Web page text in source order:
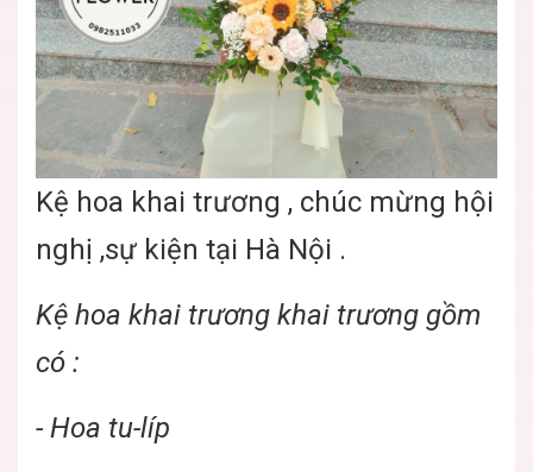
Kệ hoa khai trương , chúc mừng hội
nghị ,sự kiện tại Hà Nội .
Kệ hoa khai trương khai trương gồm
có :
- Hoa tu-líp